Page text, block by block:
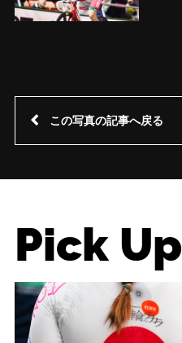
この写真の記事へ戻る
Pick Up